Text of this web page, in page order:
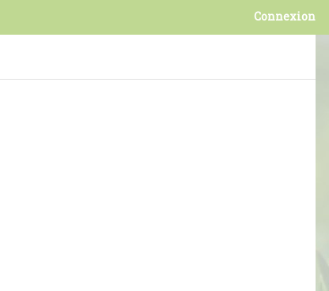
Connexion